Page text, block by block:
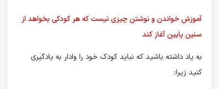
آموزش خواندن و نوشتن چیزی نیست که هر کودکی بخواهد از
سنین پایین آغاز کند
به یاد داشته باشید که نباید کودک خود را وادار به یادگیری
کنید زیرا: